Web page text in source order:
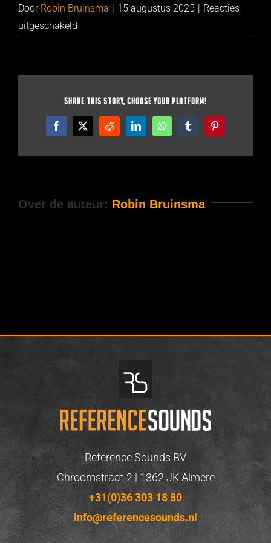
Door Robin Bruinsma 15 augustus 2025
Reacties
uitgeschakeld
Share This Story, Choose Your Platform!
Facebook
X RedditLinkedInWhatsAppTumblrPinterest
Over de auteur: Robin Bruinsma
Reference Sounds BV
Chroomstraat 2 | 1362 JK Almere
+31(0)36 303 18 80
info@referencesounds.nl